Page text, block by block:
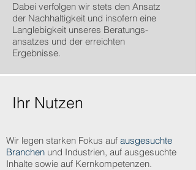
Dabei verfolgen wir stets den Ansatz
der Nachhaltigkeit und insofern eine
Langlebigkeit unseres Beratungs-
ansatzes und der erreichten
Ergebnisse.
Ihr Nutzen
Wir legen starken Fokus auf ausgesuchte
Branchen und Industrien, auf ausgesuchte
Inhalte sowie auf Kernkompetenzen.